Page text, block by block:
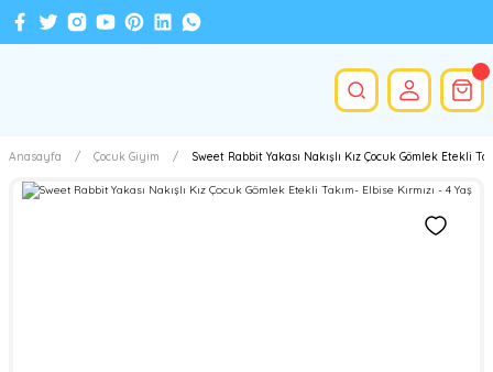
Anasayfa Çocuk Giyim Sweet Rabbit Yakası Nakışlı Kız Çocuk Gömlek Etekli